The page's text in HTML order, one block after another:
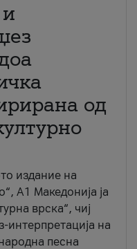
од
издание на
А1 Македонија ја
врска“, чиј
интерпретација на
песна